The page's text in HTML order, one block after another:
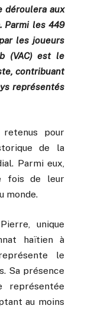
déroulera aux
Parmi les 449
les joueurs
(VAC) est le
contribuant
représentés
pour
de la
Parmi eux,
fois de leur
monde.
unique
haïtien à
le
Sa présence
représentée
au moins